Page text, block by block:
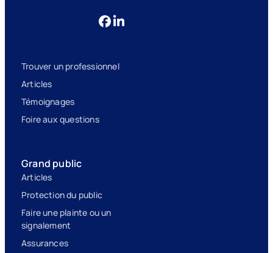
Trouver un professionnel
Articles
Témoignages
Foire aux questions
Grand public
Articles
Protection du public
Faire une plainte ou un
signalement
Assurances